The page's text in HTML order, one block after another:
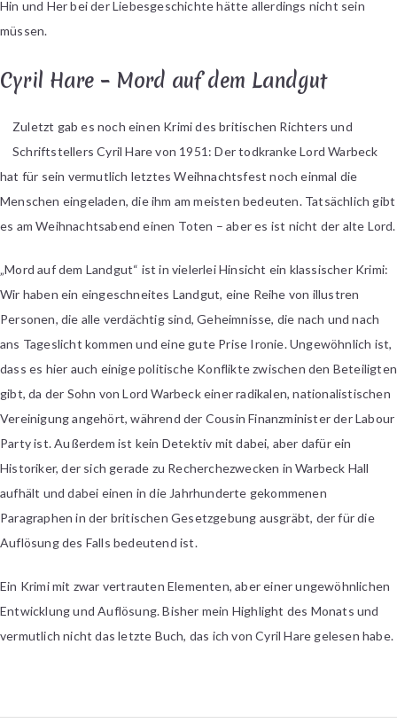
Hin und Her bei der Liebesgeschichte hätte allerdings nicht sein
müssen.
Cyril Hare – Mord auf dem Landgut
Zuletzt gab es noch einen Krimi des britischen Richters und
Schriftstellers Cyril Hare von 1951: Der todkranke Lord Warbeck
hat für sein vermutlich letztes Weihnachtsfest noch einmal die
Menschen eingeladen, die ihm am meisten bedeuten. Tatsächlich gibt
es am Weihnachtsabend einen Toten – aber es ist nicht der alte Lord.
„Mord auf dem Landgut“ ist in vielerlei Hinsicht ein klassischer Krimi:
Wir haben ein eingeschneites Landgut, eine Reihe von illustren
Personen, die alle verdächtig sind, Geheimnisse, die nach und nach
ans Tageslicht kommen und eine gute Prise Ironie. Ungewöhnlich ist,
dass es hier auch einige politische Konflikte zwischen den Beteiligten
gibt, da der Sohn von Lord Warbeck einer radikalen, nationalistischen
Vereinigung angehört, während der Cousin Finanzminister der Labour
Party ist. Außerdem ist kein Detektiv mit dabei, aber dafür ein
Historiker, der sich gerade zu Recherchezwecken in Warbeck Hall
aufhält und dabei einen in die Jahrhunderte gekommenen
Paragraphen in der britischen Gesetzgebung ausgräbt, der für die
Auflösung des Falls bedeutend ist.
Ein Krimi mit zwar vertrauten Elementen, aber einer ungewöhnlichen
Entwicklung und Auflösung. Bisher mein Highlight des Monats und
vermutlich nicht das letzte Buch, das ich von Cyril Hare gelesen habe.